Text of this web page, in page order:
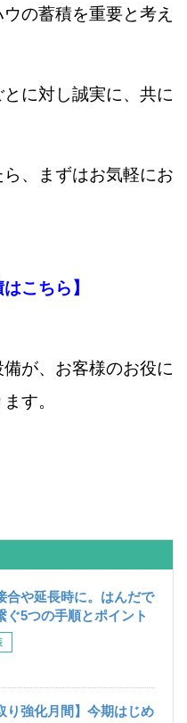
の蓄積を重要と考え
に対し誠実に、共に
、まずはお気軽にお
こちら】
が、お客様のお役に
す。
合や延長時に。はんだで
ぐ5つの手順とポイント
り強化月間】今期はじめ